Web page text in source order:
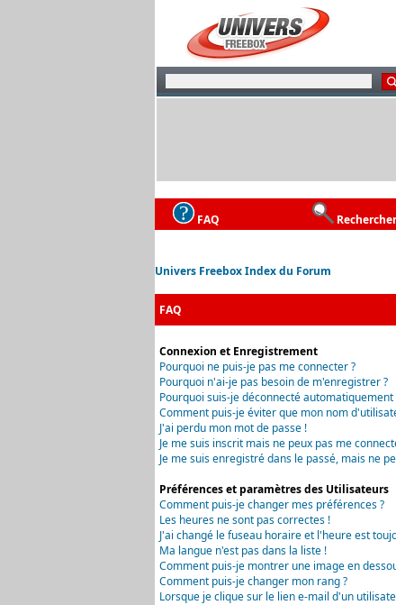
FAQ Rechercher
Univers Freebox Index du Forum
FAQ
Connexion et Enregistrement
Pourquoi ne puis-je pas me connecter ?
Pourquoi n'ai-je pas besoin de m'enregistrer ?
Pourquoi suis-je déconnecté automatiquement
Comment puis-je éviter que mon nom
J'ai perdu mon mot de passe !
Je me suis inscrit mais ne peux pas me
Je me suis enregistré dans le passé, mais ne
Préférences et paramètres des Utilisateurs
Comment puis-je changer mes préférences ?
Les heures ne sont pas correctes !
J'ai changé le fuseau horaire et l'heure est
Ma langue n'est pas dans la liste !
Comment puis-je montrer une image en
Comment puis-je changer mon rang ?
Lorsque je clique sur le lien e-mail d'un